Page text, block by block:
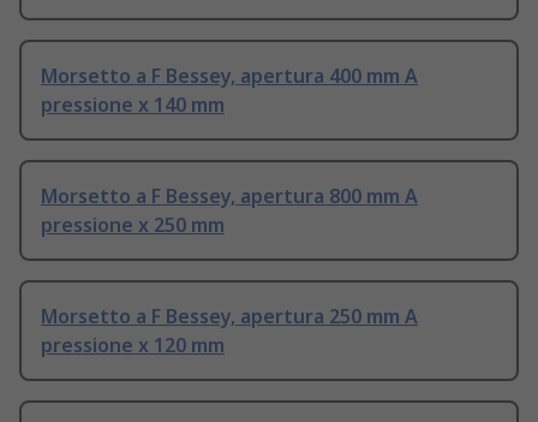
Morsetto a F Bessey, apertura 400 mm A
pressione x 140 mm
Morsetto a F Bessey, apertura 800 mm A
pressione x 250 mm
Morsetto a F Bessey, apertura 250 mm A
pressione x 120 mm